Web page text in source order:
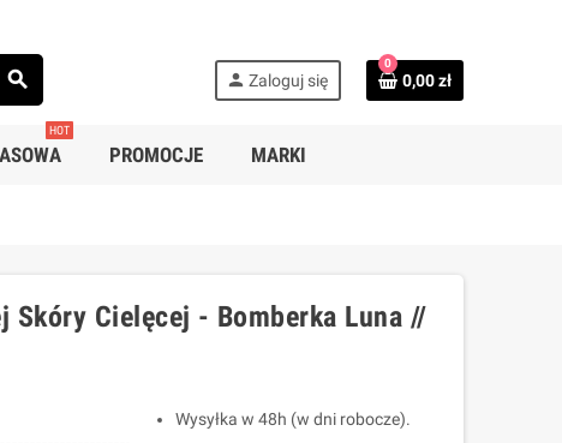
search person Zaloguj się
0
0,00 zł
HOT
PROMOCJE MARKI
Skóry Cielęcej - Bomberka Luna //
Wysyłka w 48h (w dni robocze).